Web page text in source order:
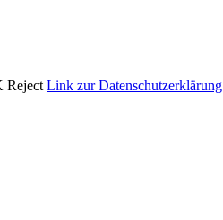
Reject Link zur Datenschutzerklärung